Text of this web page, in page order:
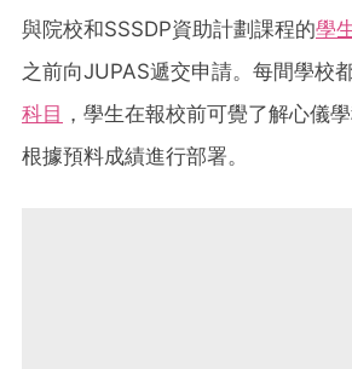
與院校和SSSDP資助計劃課程的學
之前向JUPAS遞交申請。每間學校
科目 ，學生在報校前可覺了解心儀
根據預料成績進行部署。